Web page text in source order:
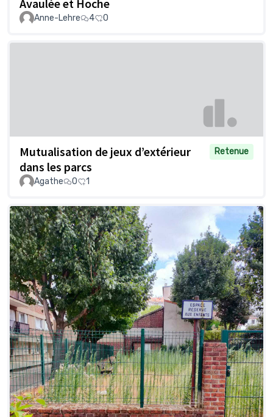
Avaulée et Hoche
Anne-Lehre 4 0
Mutualisation de jeux d’extérieur
dans les parcs
Retenue
Agathe 0 1